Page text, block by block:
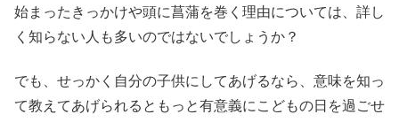
始まったきっかけや頭に菖蒲を巻く理由については、詳し
く知らない人も多いのではないでしょうか？
でも、せっかく自分の子供にしてあげるなら、意味を知っ
て教えてあげられるともっと有意義にこどもの日を過ごせ